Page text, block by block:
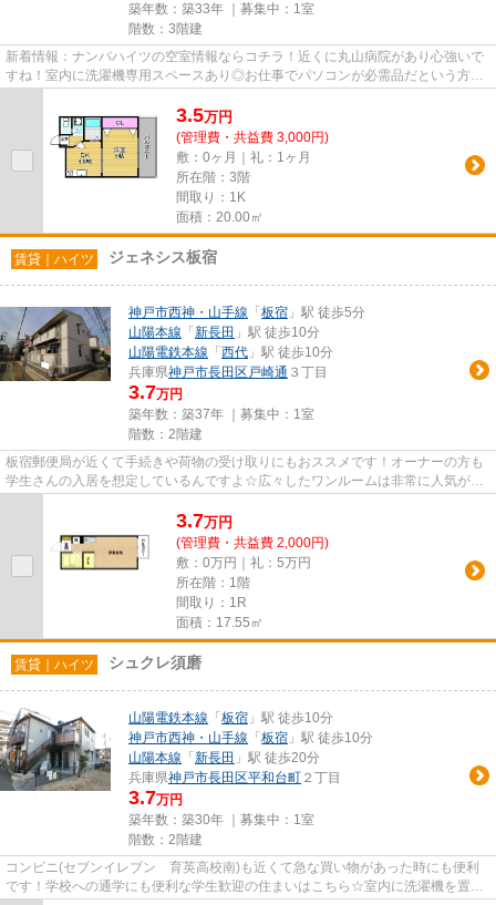
築年数：築33年 ｜募集中： 1室
階数：3階建
新着情報：ナンバハイツの空室情報ならコチラ！近くに丸山病院があり心強いで
すね！室内に洗濯機専用スペースあり◎お仕事でパソコンが必需品だという方オ
3.5万円
(管理費・共益費 3,000円)
敷：0ヶ月｜礼：1ヶ月
所在階：3階
間取り：1K
面積：20.00㎡
賃貸｜ハイツ ジェネシス板宿
神戸市西神・山手線 「 板宿 」駅 徒歩5分
山陽本線 「 新長田 」駅 徒歩10分
山陽電鉄本線 「 西代 」駅 徒歩10分
兵庫県神戸市長田区 戸崎通 ３丁目
3.7万円
築年数：築37年 ｜募集中： 1室
階数：2階建
板宿郵便局が近くて手続きや荷物の受け取りにもおススメです！オーナーの方も
学生さんの入居を想定しているんですよ☆広々したワンルームは非常に人気が高
3.7万円
(管理費・共益費 2,000円)
敷：0万円｜礼：5万円
所在階：1階
間取り：1R
面積：17.55㎡
賃貸｜ハイツ シュクレ須磨
山陽電鉄本線 「 板宿 」駅 徒歩10分
神戸市西神・山手線 「 板宿 」駅 徒歩10分
山陽本線 「 新長田 」駅 徒歩20分
兵庫県神戸市長田区平和台町 ２丁目
3.7万円
築年数：築30年 ｜募集中： 1室
階数：2階建
コンビニ(セブンイレブン 育英高校南)も近くて急な買い物があった時にも便利
です！学校への通学にも便利な学生歓迎の住まいはこちら☆室内に洗濯機を置け